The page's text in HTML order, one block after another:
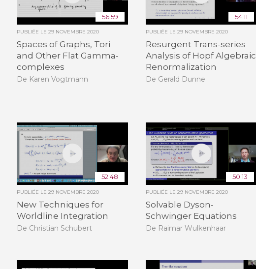
56:59
PUBLIÉE LE 29 NOVEMBRE 2020
Spaces of Graphs, Tori
and Other Flat Gamma-
complexes
De Karen Vogtmann
54:11
PUBLIÉE LE29 NOVEMBRE 2020
Resurgent Trans-series
Analysis of Hopf Algebraic
Renormalization
De Gerald Dunne
52:48
PUBLIÉE LE 29 NOVEMBRE 2020
New Techniques for
Worldline Integration
De Christian Schubert
50:13
PUBLIÉE LE29 NOVEMBRE 2020
Solvable Dyson-
Schwinger Equations
De Raimar Wulkenhaar